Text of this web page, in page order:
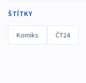
ŠTÍTKY
Komiks ČT24